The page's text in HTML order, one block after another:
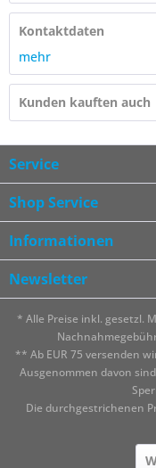
Kontaktdaten
mehr
Kunden kauften auch
Service
Shop Service
Informationen
Newsletter
* Alle Preise inkl. gesetzl.
** Ab EUR 75 versenden
Ausgenommen davon
Die durchgestrichenen